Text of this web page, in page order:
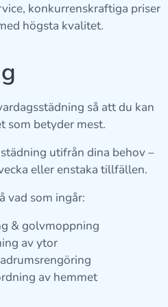
konkurrenskraftiga priser
högsta kvalitet.
🧽
så att du kan
som betyder mest.
utifrån dina behov –
eller enstaka tillfällen.
vad som ingår:
& golvmoppning
av ytor
av hemmet